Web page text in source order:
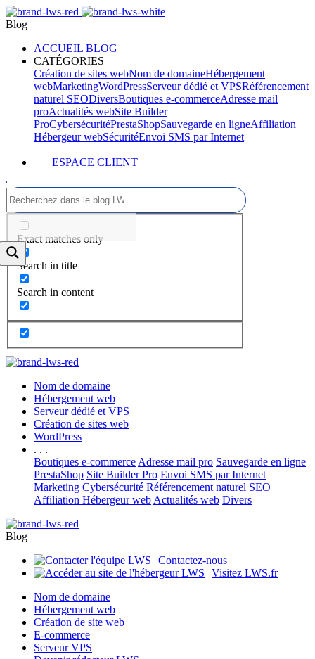
Blog
ACCUEIL BLOG
CATÉGORIES
Création de sites webNom de domaineHébergement
webMarketingWordPressServeur dédié et VPSRéférencement
naturel SEODiversBoutiques e-commerceAdresse mail
proActualités webSite Builder
ProCybersécuritéPrestaShopSauvegarde en ligneAffiliation
Hébergeur webSécuritéEnvoi SMS par Internet
ESPACE CLIENT
Exact matches only
Search in title
Search in content
Nom de domaine
Hébergement web
Serveur dédié et VPS
Création de sites web
WordPress
. . .
Boutiques e-commerce Adresse mail pro Sauvegarde en ligne
PrestaShop Site Builder Pro Envoi SMS par Internet
Marketing Cybersécurité Référencement naturel SEO
Affiliation Hébergeur web Actualités web Divers
Blog
Contactez-nous
Visitez LWS.fr
Nom de domaine
Hébergement web
Création de site web
E-commerce
Serveur VPS